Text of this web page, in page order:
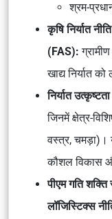
श्रम-
कृषि निर्यात
(FAS):
खाद्य निर्यात
निर्यात
जिनमें क्षेत्र-
वस्त्र, चमड़ा)।
कौशल विकास
पीएम गति शक्ति
लॉजिस्टिक्स